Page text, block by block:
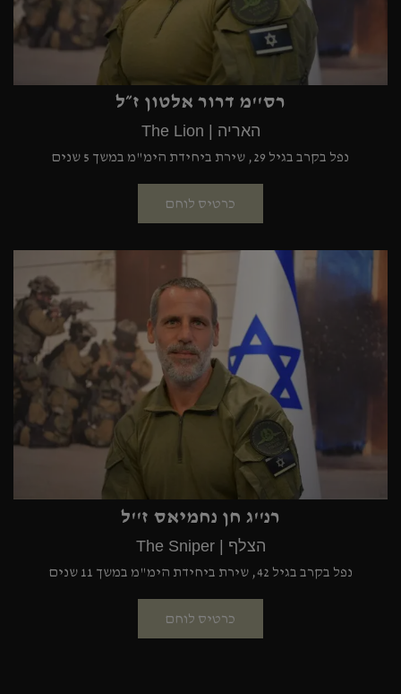
רנ''ג חן נחמיאס ז''ל
הצלף | The Sniper
נפל בקרב בגיל 42, שירת ביחידת הימ"מ במשך 11 שנים
כרטיס לוחם
רס''מ דרור אלטון ז״ל
האריה | The Lion
נפל בקרב בגיל 29, שירת ביחידת הימ"מ במשך 5 שנים
כרטיס לוחם